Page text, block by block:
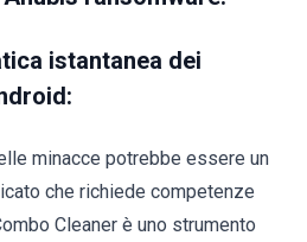
istantanea dei
minacce potrebbe essere un
che richiede competenze
Cleaner è uno strumento